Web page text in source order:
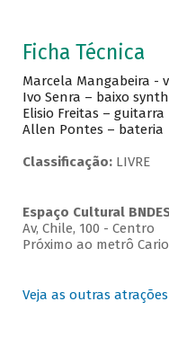
Ficha Técnica
Marcela Mangabeira -
Ivo Senra – baixo
Elisio Freitas – guitarra
Allen Pontes – bateria
Classificação: LIVRE
Espaço Cultural
Av, Chile, 100 - Centro
Próximo ao metrô
Veja as outras